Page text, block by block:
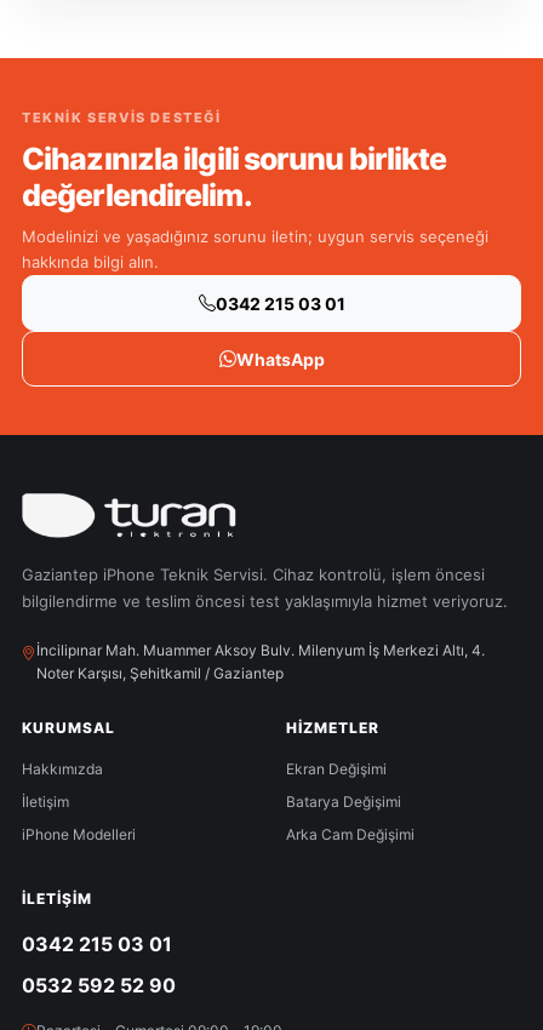
TEKNIK SERVIS DESTEĞI
Cihazınızla ilgili sorunu birlikte
değerlendirelim.
Modelinizi ve yaşadığınız sorunu iletin; uygun servis seçeneği
hakkında bilgi alın.
0342 215 03 01
WhatsApp
Gaziantep iPhone Teknik Servisi. Cihaz kontrolü, işlem öncesi
bilgilendirme ve teslim öncesi test yaklaşımıyla hizmet veriyoruz.
İncilipınar Mah. Muammer Aksoy Bulv. Milenyum İş Merkezi Altı, 4.
Noter Karşısı, Şehitkamil / Gaziantep
KURUMSAL
Hakkımızda
İletişim
iPhone Modelleri
HIZMETLER
Ekran Değişimi
Batarya Değişimi
Arka Cam Değişimi
İLETIŞIM
0342 215 03 01
0532 592 52 90